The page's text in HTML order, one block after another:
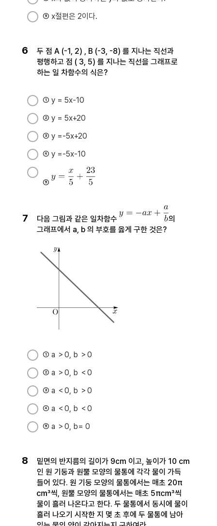
⑤ x절편은 2이다.
6
두 점 A (-1, 2) , B (-3, -8) 를 지나는 직선과
평행하고 점 ( 3, 5) 를 지나는 직선을 그래프로
하는 일 차함수의 식은?
① y = 5x-10
② y = 5x+20
③ y =-5x+20
④ y =-5x-10
⑤
7 다음 그림과 같은 일차함수
​​​​​​​의
그래프에서 a, b 의 부호를 옳게 구한 것은?
① a ＞0, b ＞0
② a ＞0, b ＜0
③ a ＜0, b ＞0
④ a ＜0, b ＜0
⑤ a ＞0, b= 0
8
밑면의 반지름의 길이가 9cm 이고, 높이가 10 cm
인 원 기둥과 원뿔 모양의 물통에 각각 물이 가득
들어 있다. 원 기둥 모양의 물통에서는 매초 20π
㎤씩, 원뿔 모양의 물통에서는 매초 5π㎤씩
물이 흘러 나온다고 한다. 두 물통에서 동시에 물이
흘러 나오기 시작한 지 몇 초 후에 두 물통에 남아